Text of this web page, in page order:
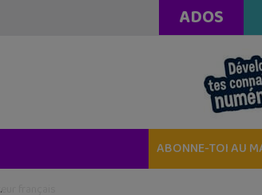
ADOS
ABONNE-TOI AU